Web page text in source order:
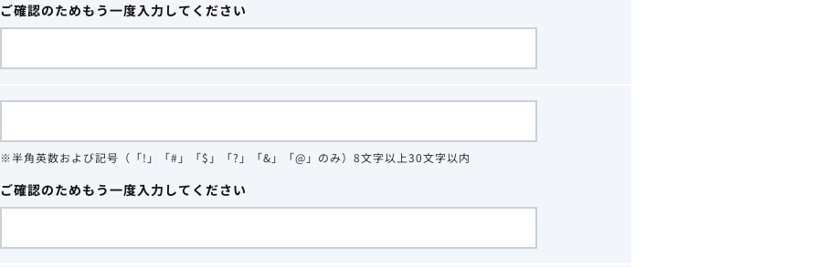
ご確認のためもう一度入力してください
※半角英数および記号（「!」「#」「$」「?」「&」「@」のみ）8文字以上30文字以内
ご確認のためもう一度入力してください